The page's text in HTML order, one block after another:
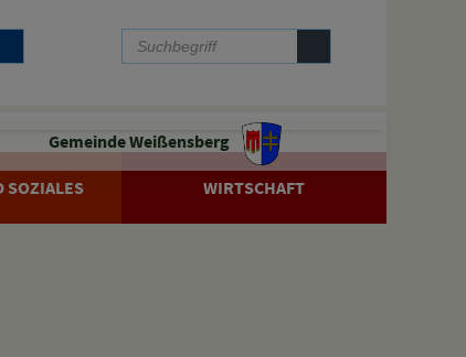
Gemeinde Weißensberg
SOZIALES WIRTSCHAFT